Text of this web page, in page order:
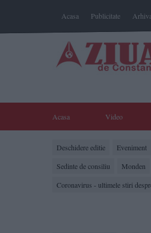
Acasa Publicitate Arhiva
Acasa Video
Deschidere editie Eveniment
Sedinte de consiliu
Monden
Coronavirus - ultimele stiri